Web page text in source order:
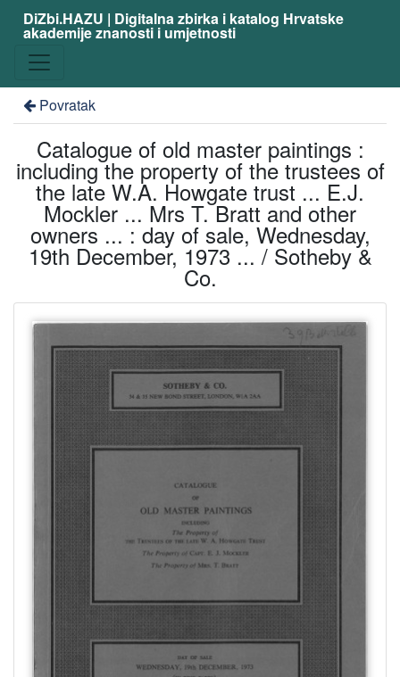
DiZbi.HAZU | Digitalna zbirka i katalog Hrvatske
akademije znanosti i umjetnosti
Povratak
Catalogue of old master paintings :
including the property of the trustees of
the late W.A. Howgate trust ... E.J.
Mockler ... Mrs T. Bratt and other
owners ... : day of sale, Wednesday,
19th December, 1973 ... / Sotheby &
Co.